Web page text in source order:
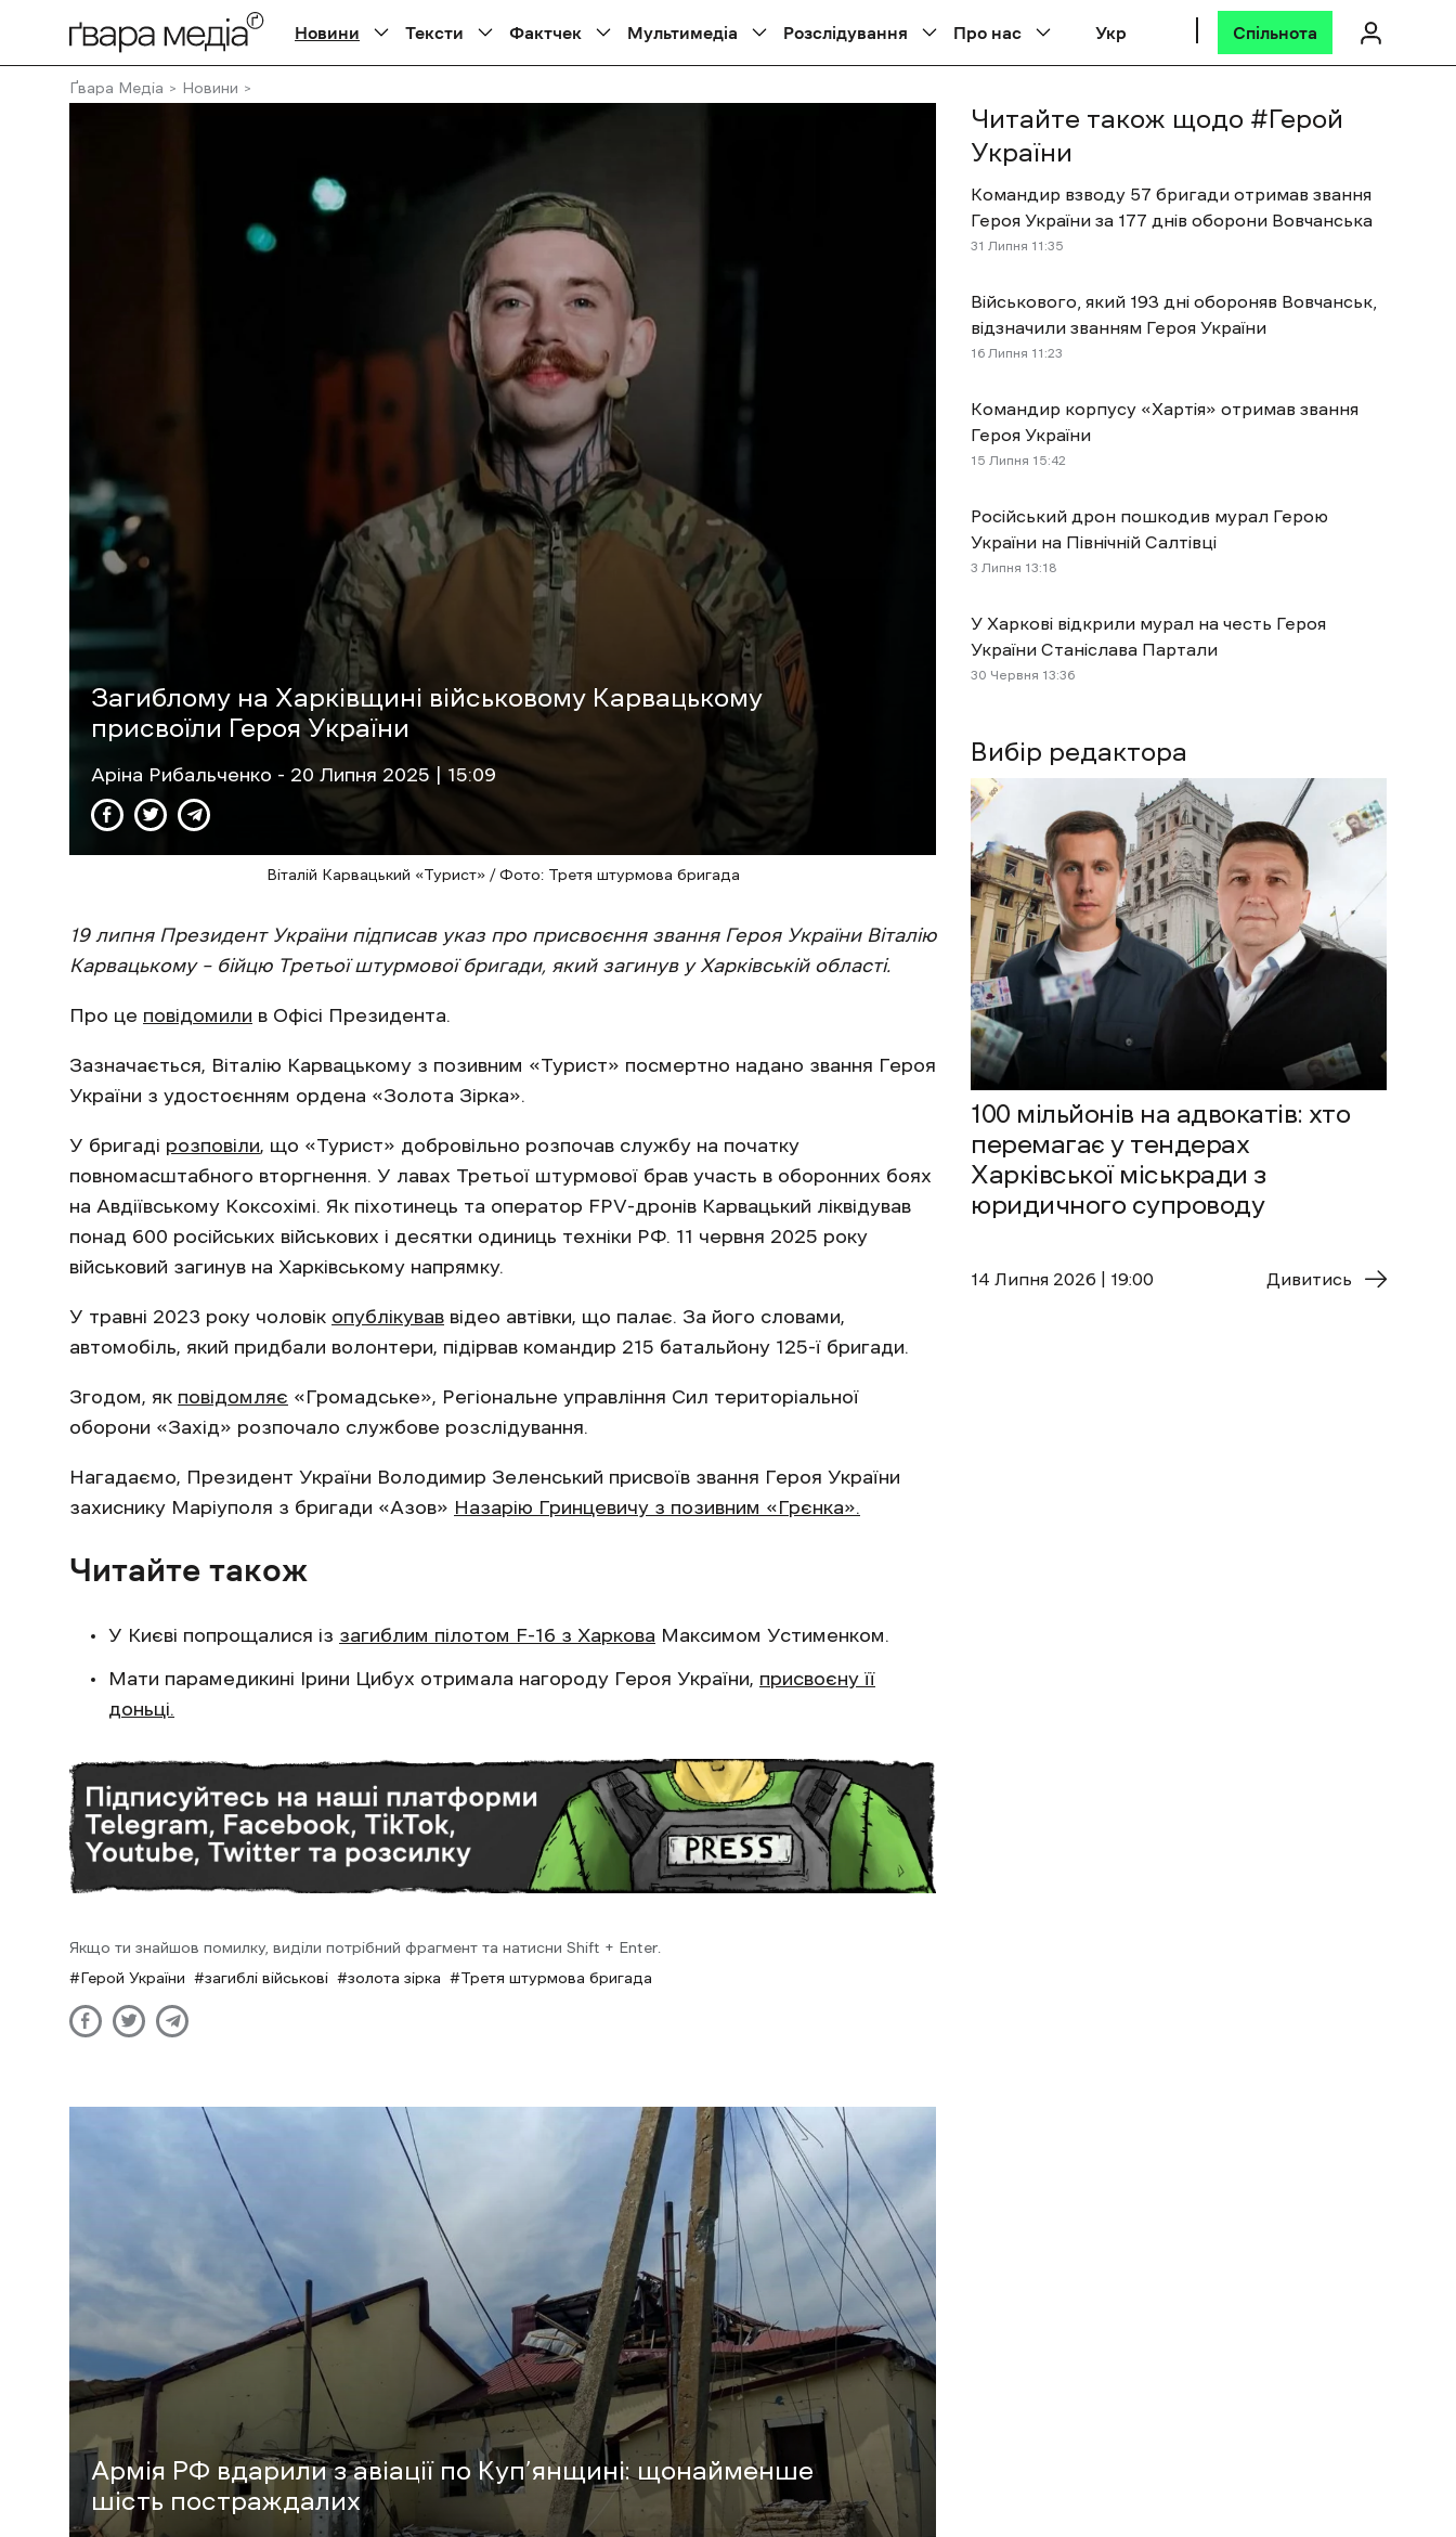
Новини Тексти Фактчек Мультимедіа Розслідування Про нас Укр Спільнота
Ґвара Медіа Новини
Загиблому на Харківщині військовому Карвацькому
присвоїли Героя України
Аріна Рибальченко - 20 Липня 2025 | 15:09
Віталій Карвацький «Турист» / Фото: Третя штурмова бригада
19 липня Президент України підписав указ про присвоєння звання Героя України Віталію
Карвацькому – бійцю Третьої штурмової бригади, який загинув у Харківській області.
Про це повідомили в Офісі Президента.
Зазначається, Віталію Карвацькому з позивним «Турист» посмертно надано звання Героя
України з удостоєнням ордена «Золота Зірка».
У бригаді розповіли, що «Турист» добровільно розпочав службу на початку
повномасштабного вторгнення. У лавах Третьої штурмової брав участь в оборонних боях
на Авдіївському Коксохімі. Як піхотинець та оператор FPV-дронів Карвацький ліквідував
понад 600 російських військових і десятки одиниць техніки РФ. 11 червня 2025 року
військовий загинув на Харківському напрямку.
У травні 2023 року чоловік опублікував відео автівки, що палає. За його словами,
автомобіль, який придбали волонтери, підірвав командир 215 батальйону 125-ї бригади.
Згодом, як повідомляє «Громадське», Регіональне управління Сил територіальної
оборони «Захід» розпочало службове розслідування.
Нагадаємо, Президент України Володимир Зеленський присвоїв звання Героя України
захиснику Маріуполя з бригади «Азов» Назарію Гринцевичу з позивним «Грєнка».
Читайте також
У Києві попрощалися із загиблим пілотом F-16 з Харкова Максимом Устименком.
Мати парамедикині Ірини Цибух отримала нагороду Героя України, присвоєну її
доньці.
Якщо ти знайшов помилку, виділи потрібний фрагмент та натисни Shift + Enter.
Герой України
загиблі військові золота зірка Третя штурмова бригада
Армія РФ вдарили з авіації по Куп’янщині: щонайменше
шість постраждалих
Вибір редактора
100 мільйонів на адвокатів: хто
перемагає у тендерах
Харківської міськради з
юридичного супроводу
14 Липня 2026 | 19:00 Дивитись
Читайте також щодо # Герой
України
Командир взводу 57 бригади отримав звання
Героя України за 177 днів оборони Вовчанська
31 Липня 11:35
Військового, який 193 дні обороняв Вовчанськ,
відзначили званням Героя України
16 Липня 11:23
Командир корпусу «Хартія» отримав звання
Героя України
15 Липня 15:42
Російський дрон пошкодив мурал Герою
України на Північній Салтівці
3 Липня 13:18
У Харкові відкрили мурал на честь Героя
України Станіслава Партали
30 Червня 13:36